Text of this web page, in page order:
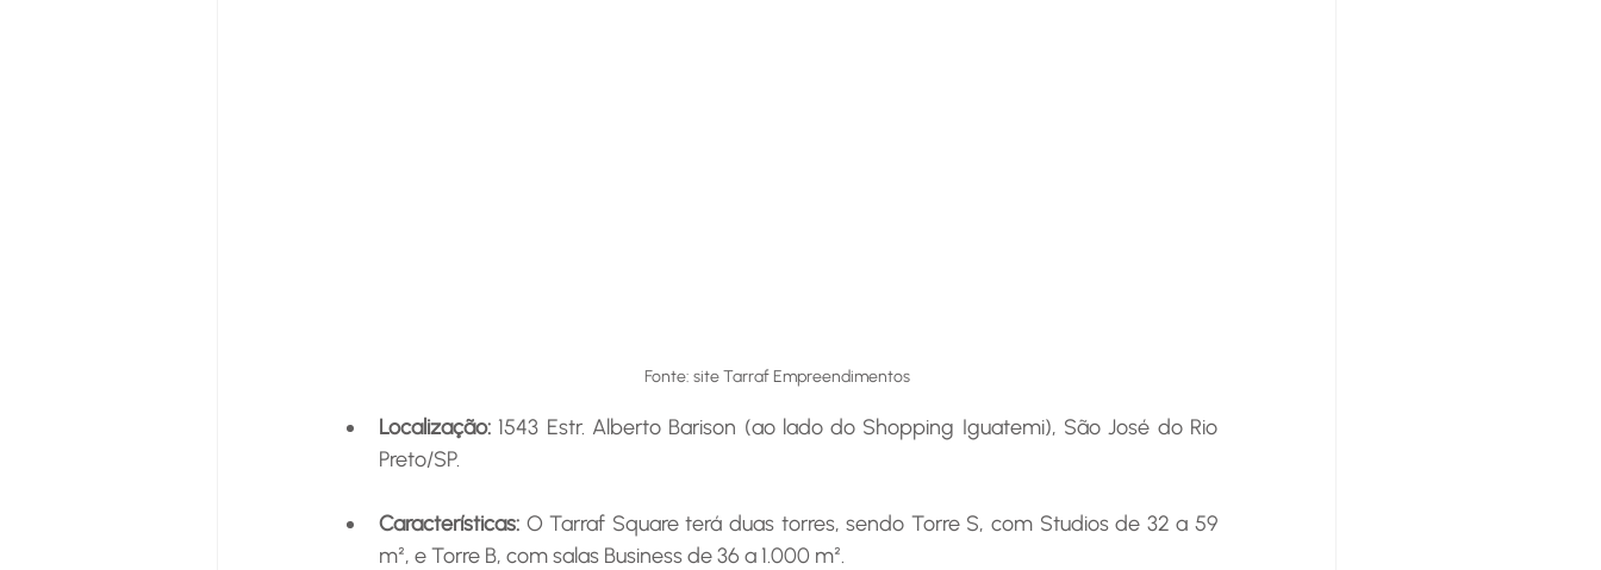
Fonte: site Tarraf Empreendimentos
Localização: 1543 Estr. Alberto Barison (ao lado do Shopping Iguatemi), São José do Rio
Preto/SP.
Características: O Tarraf Square terá duas torres, sendo Torre S, com Studios de 32 a 59
m², e Torre B, com salas Business de 36 a 1.000 m².